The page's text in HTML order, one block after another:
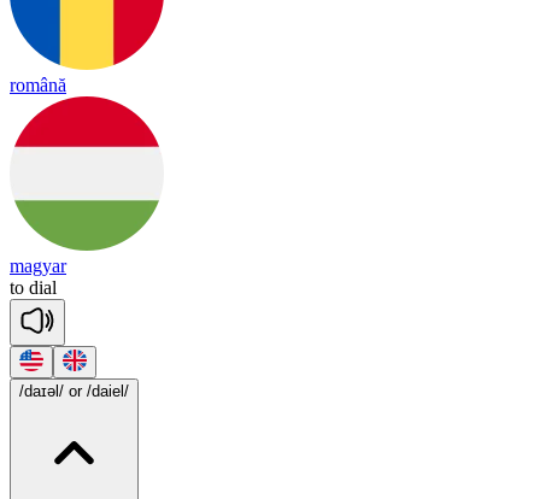
română
magyar
to dial
/daɪəl/ or /daiel/